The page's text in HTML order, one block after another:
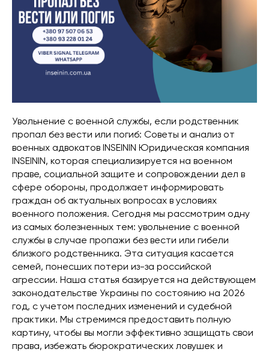
Увольнение с военной службы, если родственник
пропал без вести или погиб: Советы и анализ от
военных адвокатов INSEININ Юридическая компания
INSEININ, которая специализируется на военном
праве, социальной защите и сопровождении дел в
сфере обороны, продолжает информировать
граждан об актуальных вопросах в условиях
военного положения. Сегодня мы рассмотрим одну
из самых болезненных тем: увольнение с военной
службы в случае пропажи без вести или гибели
близкого родственника. Эта ситуация касается
семей, понесших потери из-за российской
агрессии. Наша статья базируется на действующем
законодательстве Украины по состоянию на 2026
год, с учетом последних изменений и судебной
практики. Мы стремимся предоставить полную
картину, чтобы вы могли эффективно защищать свои
права, избежать бюрократических ловушек и